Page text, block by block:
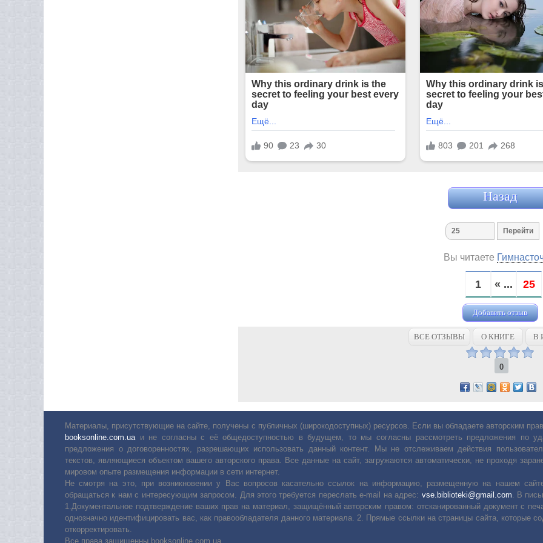
Назад
Вы читаете
1 « ... 25
Добавить отзыв
ВСЕ ОТЗЫВЫ О КНИГЕ В
0
Материалы, присутствующие на сайте, получены с публичных (широкодоступных) ресурсов. Если вы обладаете авторским
booksonline.com.ua и не согласны с её общедоступностью в будущем, то мы согласны рассмотреть предложения по
предложения о договоренностях, разрешающих использовать данный контент. Мы не отслеживаем действия
текстов, являющиеся объектом вашего авторского права. Все данные на сайт, загружаются автоматически, не проходя
мировом опыте размещения информации в сети интернет.
Не смотря на это, при возникновении у Вас вопросов касательно ссылок на информацию, размещенную на нашем
обращаться к нам с интересующим запросом. Для этого требуется переслать е-mail на адрес: vse.biblioteki@gmail.com . В
1.Документальное подтверждение ваших прав на материал, защищённый авторским правом: отсканированный документ с
однозначно идентифицировать вас, как правообладателя данного материала. 2. Прямые ссылки на страницы сайта, которые
откорректировать.
Все права защищенны booksonline.com.ua